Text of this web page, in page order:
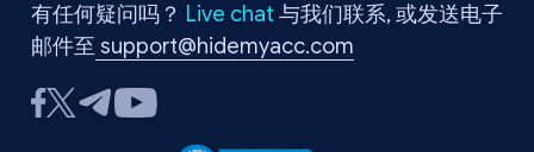
有任何疑问吗？ Live chat 与我们联系, 或发送电子
邮件至support@hidemyacc.com